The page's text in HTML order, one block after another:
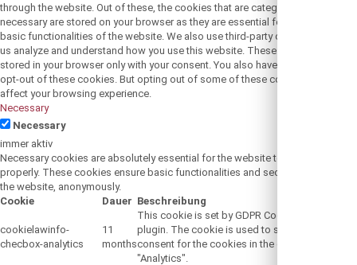
through the website. Out of these, the cookies that are categorized as
necessary are stored on your browser as they are essential for the working of
basic functionalities of the website. We also use third-party cookies that help
us analyze and understand how you use this website. These cookies will be
stored in your browser only with your consent. You also have the option to
opt-out of these cookies. But opting out of some of these cookies may
affect your browsing experience.
Necessary
Necessary
immer aktiv
Necessary cookies are absolutely essential for the website to function
properly. These cookies ensure basic functionalities and security features of
the website, anonymously.
Cookie
Dauer Beschreibung
cookielawinfo-
checbox-analytics
11
months
This cookie is set by GDPR Cookie Consent
plugin. The cookie is used to store the user
consent for the cookies in the category
"Analytics".